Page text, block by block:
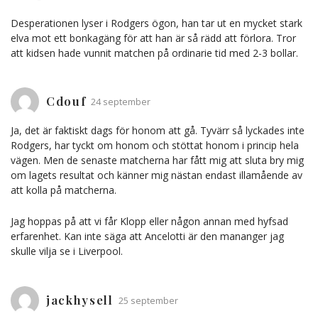
Desperationen lyser i Rodgers ögon, han tar ut en mycket stark
elva mot ett bonkagäng för att han är så rädd att förlora. Tror
att kidsen hade vunnit matchen på ordinarie tid med 2-3 bollar.
Cdouf 24 september
Ja, det är faktiskt dags för honom att gå. Tyvärr så lyckades inte
Rodgers, har tyckt om honom och stöttat honom i princip hela
vägen. Men de senaste matcherna har fått mig att sluta bry mig
om lagets resultat och känner mig nästan endast illamående av
att kolla på matcherna.
Jag hoppas på att vi får Klopp eller någon annan med hyfsad
erfarenhet. Kan inte säga att Ancelotti är den mananger jag
skulle vilja se i Liverpool.
jackhysell 25 september